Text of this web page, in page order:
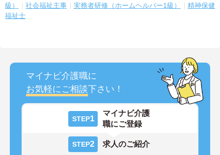
級）
社会福祉主事 実務者研修（ホームヘルパー1級）
精神保健
福祉士
マイナビ介護職に
お気軽にご相談下さい！
STEP1
マイナビ介護
職にご登録
STEP2 求人のご紹介